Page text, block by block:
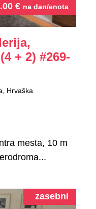
€ na dan/enota
+ 2) #269-
Hrvaška
mesta, 10 m
zasebni